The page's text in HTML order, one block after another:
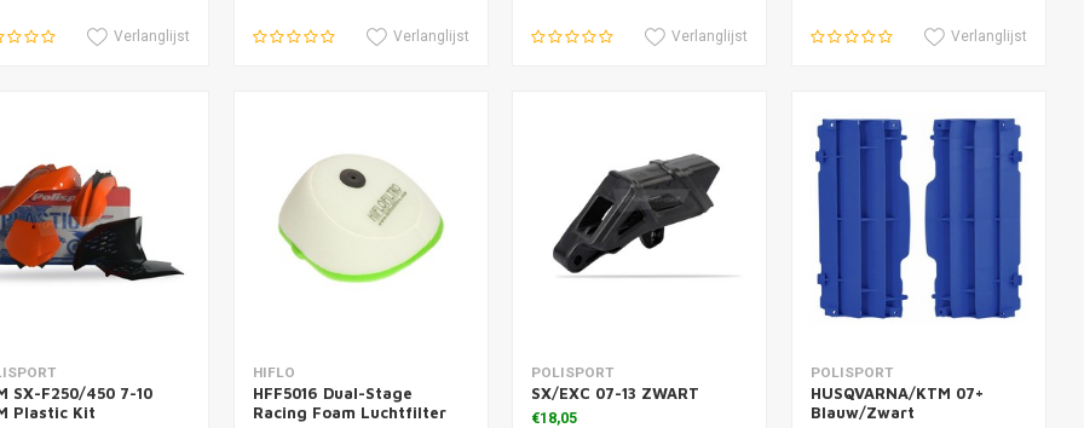
Verlanglijst Verlanglijst Verlanglijst Verlanglijst
aan winkelwagen
SX-F250/450 7-10
Plastic Kit
Toevoegen aan winkelwagen
HIFLO
HFF5016 Dual-Stage
Racing Foam Luchtfilter
Toevoegen aan winkelwagen
POLISPORT
SX/EXC 07-13 ZWART
€18,05
Toevoegen aan winkelwagen
POLISPORT
HUSQVARNA/KTM 07+
Blauw/Zwart